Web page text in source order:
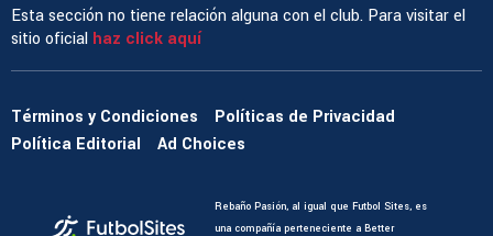
Esta sección no tiene relación alguna con el club. Para visitar el
sitio oficial haz click aquí
Términos y Condiciones
Políticas de Privacidad
Política Editorial
Ad Choices
Rebaño Pasión, al igual que Futbol Sites, es
una compañía perteneciente a Better